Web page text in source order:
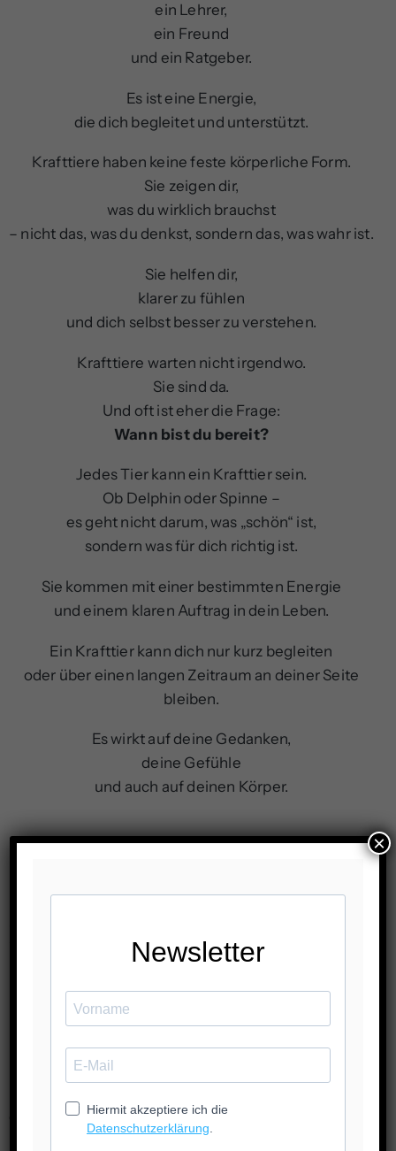
ein Lehrer,
ein Freund
und ein Ratgeber.
Es ist eine Energie,
die dich begleitet und unterstützt.
Krafttiere haben keine feste körperliche Form.
Sie zeigen dir,
was du wirklich brauchst
– nicht das, was du denkst, sondern das, was wahr ist.
Sie helfen dir,
klarer zu fühlen
und dich selbst besser zu verstehen.
Krafttiere warten nicht irgendwo.
Sie sind da.
Und oft ist eher die Frage:
Wann bist du bereit?
Jedes Tier kann ein Krafttier sein.
Ob Delphin oder Spinne –
es geht nicht darum, was „schön“ ist,
sondern was für dich richtig ist.
Sie kommen mit einer bestimmten Energie
und einem klaren Auftrag in dein Leben.
Ein Krafttier kann dich nur kurz begleiten
oder über einen langen Zeitraum an deiner Seite
bleiben.
Es wirkt auf deine Gedanken,
deine Gefühle
und auch auf deinen Körper.
DIE KRAFTTIERREISE
In deiner Sitzung verbinde ich mich mit deinem
Krafttier
und begleite die Reise für dich.
empfange Eindrücke, Bilder und Botschaften
und übersetze diese für dich verständlich.
×